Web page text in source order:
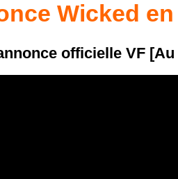
Wicked
officielle VF